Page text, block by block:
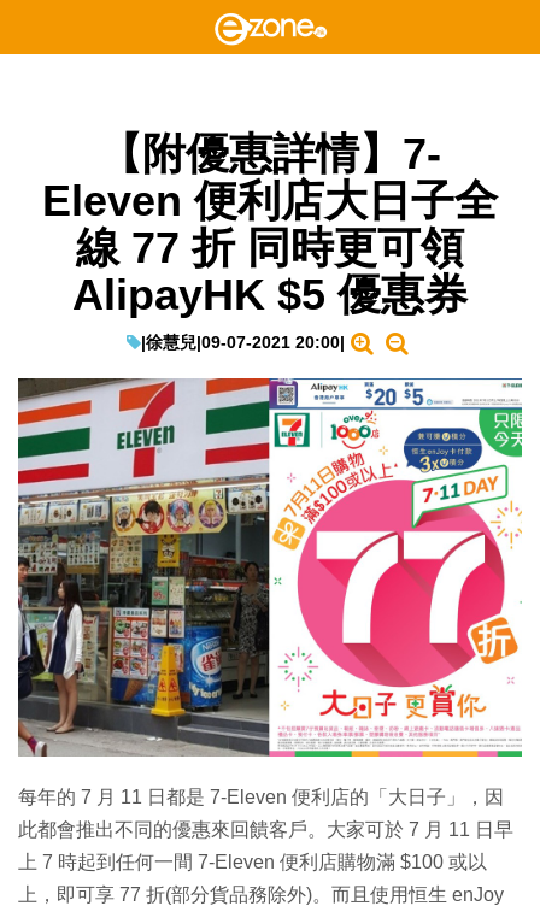
【附優惠詳情】7-
Eleven 便利店大日子全
線 77 折 同時更可領
AlipayHK $5 優惠券
|徐慧兒|09-07-2021 20:00|
每年的 7 月 11 日都是 7-Eleven 便利店的「大日子」，因
此都會推出不同的優惠來回饋客戶。大家可於 7 月 11 日早
上 7 時起到任何一間 7-Eleven 便利店購物滿 $100 或以
上，即可享 77 折(部分貨品務除外)。而且使用恒生 enJoy